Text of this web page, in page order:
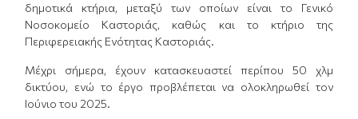
δημοτικά κτήρια, μεταξύ των οποίων είναι το Γενικό
Νοσοκομείο Καστοριάς, καθώς και το κτήριο της
Περιφερειακής Ενότητας Καστοριάς.
Μέχρι σήμερα, έχουν κατασκευαστεί περίπου 50 χλμ
δικτύου, ενώ το έργο προβλέπεται να ολοκληρωθεί τον
Ιούνιο του 2025.